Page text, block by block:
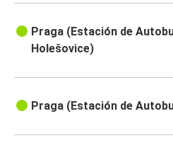
Praga (Estación de
Holešovice)
Praga (Estación de